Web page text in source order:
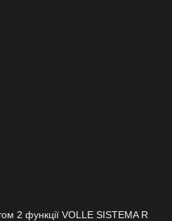
2 функції VOLLE SISTEMA R